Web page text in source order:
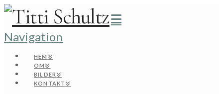
Navigation
HEM
OM
BILDER
KONTAKT